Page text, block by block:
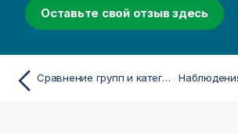
Оставьте свой отзыв здесь
Сравнение групп и категорий в составе групп с мерой при помощи диаграммы mekko